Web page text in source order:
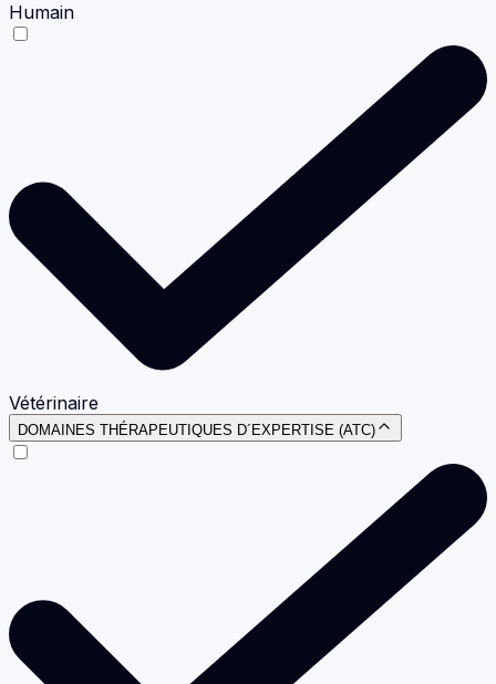
Humain
Vétérinaire
DOMAINES THÉRAPEUTIQUES D´EXPERTISE (ATC)